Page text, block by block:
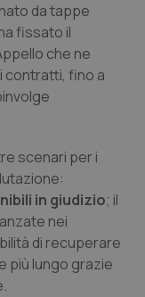
da tappe
fissato il
che ne
contratti, fino a
scenari per i
in giudizio; il
nei
di recuperare
più lungo grazie